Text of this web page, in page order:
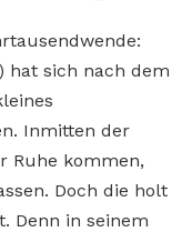
hat sich nach dem
Inmitten der
Ruhe kommen,
Doch die holt
Denn in seinem